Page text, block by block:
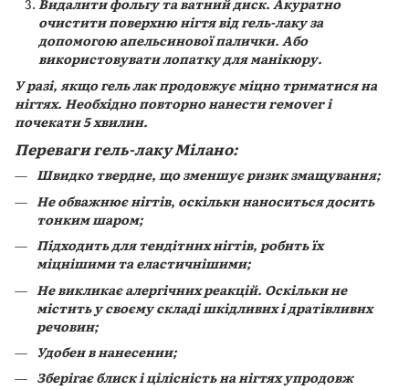
Видалити фольгу та ватний диск. Акуратно
очистити поверхню нігтя від гель-лаку за
допомогою апельсинової палички. Або
використовувати лопатку для манікюру.
У разі, якщо гель лак продовжує міцно триматися на
нігтях. Необхідно повторно нанести rемover і
почекати 5 хвилин.
Переваги гель-лаку Мілано:
Швидко твердне, що зменшує ризик змащування;
Не обважнює нігтів, оскільки наноситься досить
тонким шаром;
Підходить для тендітних нігтів, робить їх
міцнішими та еластичнішими;
Не викликає алергічних реакцій. Оскільки не
містить у своєму складі шкідливих і дратівливих
речовин;
Удобен в нанесении;
Зберігає блиск і цілісність на нігтях упродовж